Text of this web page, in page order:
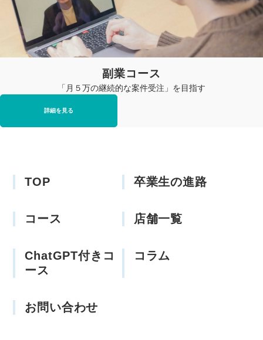
副業コース
「月５万の継続的な案件受注」を目指す
詳細を見る
TOP 卒業生の進路
コース 店舗一覧
ChatGPT付きコ
ース
コラム
お問い合わせ